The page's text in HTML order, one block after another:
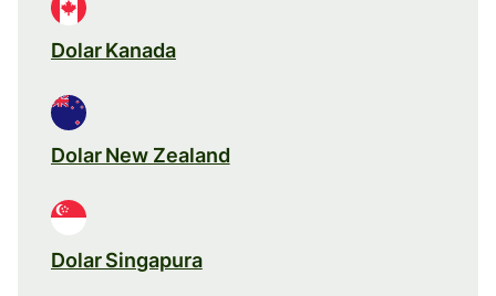
Dolar Kanada
Dolar New Zealand
Dolar Singapura